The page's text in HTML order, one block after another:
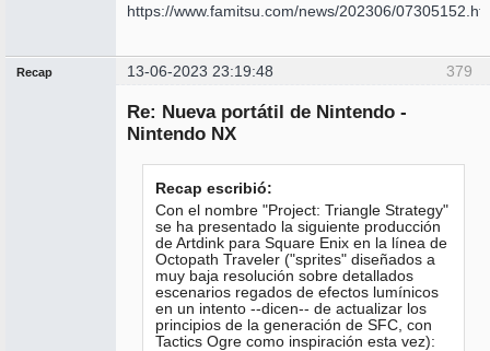
https://www.famitsu.com/news/202306/
379
Recap 13-06-2023 23:19:48
Re: Nueva portátil de Nintendo -
Nintendo NX
Recap escribió:
Con el nombre "Project: Triangle Strategy"
se ha presentado la siguiente producción
de Artdink para Square Enix en la línea de
Octopath Traveler ("sprites" diseñados a
muy baja resolución sobre detallados
escenarios regados de efectos lumínicos
en un intento --dicen-- de actualizar los
principios de la generación de SFC, con
Tactics Ogre como inspiración esta vez):